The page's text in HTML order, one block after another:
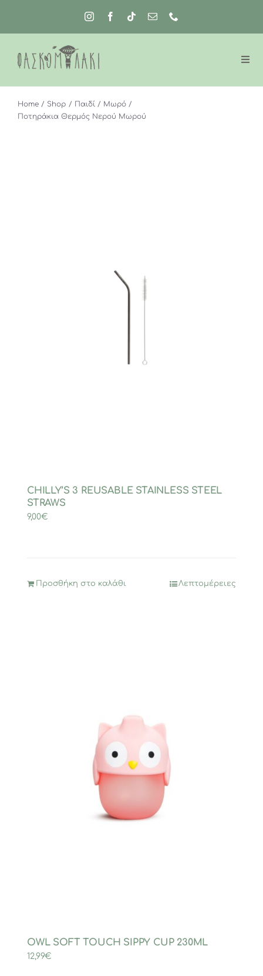
περιεχόμενο
Home Shop Παιδί
Μωρό
Ποτηράκια Θερμός Νερού Μωρού
CHILLY’S 3 REUSABLE STAINLESS STEEL
STRAWS
9,00€
Προσθήκη στο καλάθι Λεπτομέρειες
OWL SOFT TOUCH SIPPY CUP 230ML
12,99€